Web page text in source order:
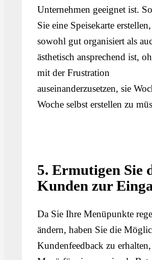
Unternehmen geeignet ist.
Sie eine Speisekarte
sowohl gut organisiert als
ästhetisch ansprechend ist,
mit der Frustration
auseinanderzusetzen, sie
Woche selbst erstellen zu
5. Ermutigen Sie
Kunden zur
Da Sie Ihre Menüpunkte
ändern, haben Sie die
Kundenfeedback zu